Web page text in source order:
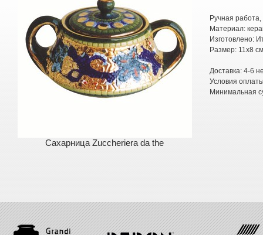
Сахарница Zuccheriera da the
Ручная
Материал:
Изготовлено:
Размер: 11х8 см
Доставка: 4-6
Условия
Минимальная